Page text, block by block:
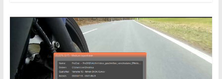
b
o
o
k